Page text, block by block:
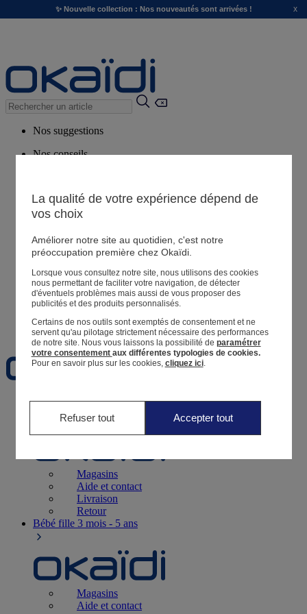
✨ Nouvelle collection : Nos nouveautés sont arrivées ! x
Nos suggestions
Nos conseils
Magasin
Mes informations
Suivre une commande
Panier
Favoris
Naissance0-12 mois
Magasins
Aide et contact
Livraison
Retour
Bébé fille 3 mois - 5 ans
Magasins
Aide et contact
La qualité de votre expérience dépend de
vos choix
Améliorer notre site au quotidien, c'est notre
préoccupation première chez Okaïdi.
Lorsque vous consultez notre site, nous utilisons des cookies
nous permettant de faciliter votre navigation, de détecter
d'éventuels problèmes mais aussi de vous proposer des
publicités et des produits personnalisés.
Certains de nos outils sont exemptés de consentement et ne
servent qu'au pilotage strictement nécessaire des performances
de notre site. Nous vous laissons la possibilité de paramétrer
votre consentement aux différentes typologies de cookies.
Pour en savoir plus sur les cookies, cliquez ici.
Refuser tout Accepter tout